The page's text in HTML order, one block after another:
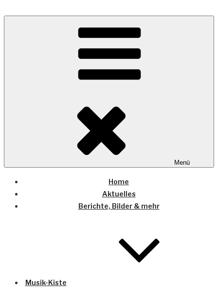
COUNTRYHOME
Wo die (Country-) Musik Zuhause ist
Menü
Home
Aktuelles
Berichte, Bilder & mehr
Musik-Kiste